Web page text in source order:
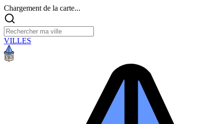
Chargement de la carte...
VILLES